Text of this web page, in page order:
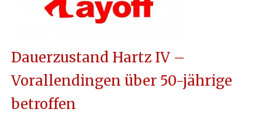
Dauerzustand Hartz IV –
Vorallendingen über 50-jährige
betroffen